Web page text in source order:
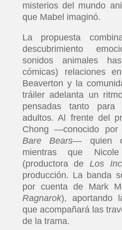
misterios del mundo
que Mabel imaginó.
La propuesta
descubrimiento
sonidos animales
cómicas) relaciones
Beaverton y la
tráiler adelanta un
pensadas tanto
adultos. Al frente del
Chong —conocido
Bare Bears— quien
mientras que
(productora de Los
producción. La banda
por cuenta de Mark
Ragnarok), aportando
que acompañará las
de la trama.